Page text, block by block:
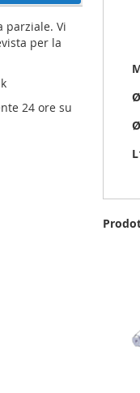
parziale. Vi
per la
24 ore su